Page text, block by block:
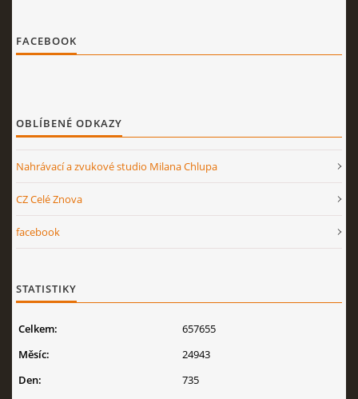
FACEBOOK
OBLÍBENÉ ODKAZY
Nahrávací a zvukové studio Milana Chlupa
CZ Celé Znova
facebook
STATISTIKY
Celkem:
657655
Měsíc:
24943
Den:
735